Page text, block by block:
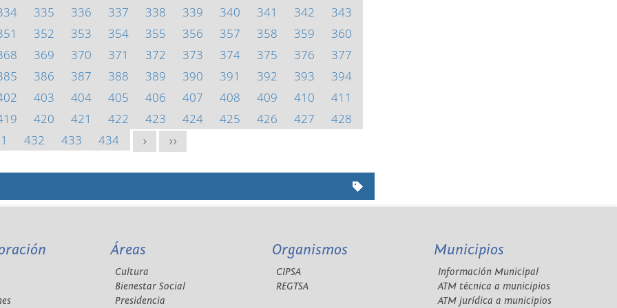
335 336 337 338 339 340 341 342
343
352 353 354 355 356 357 358 359
360
369 370 371 372 373 374 375 376
377
386 387 388 389 390 391 392 393
394
403 404 405 406 407 408 409 410
411
420 421 422 423 424 425 426 427
428
432 433 434 > >>
Áreas
Cultura
Bienestar Social
Presidencia
Organismos
CIPSA
REGTSA
Municipios
Información Municipal
ATM técnica a municipios
ATM jurídica a municipios